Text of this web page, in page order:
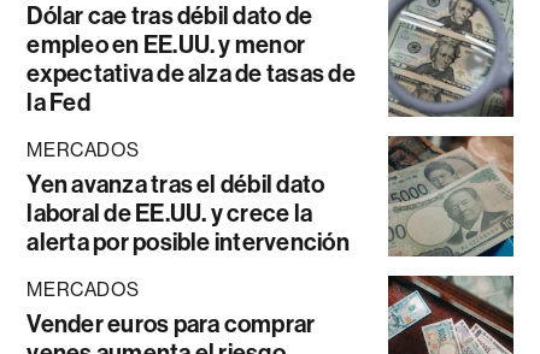
Dólar cae tras débil dato de
empleo en EE.UU. y menor
expectativa de alza de tasas de
la Fed
MERCADOS
Yen avanza tras el débil dato
laboral de EE.UU. y crece la
alerta por posible intervención
MERCADOS
Vender euros para comprar